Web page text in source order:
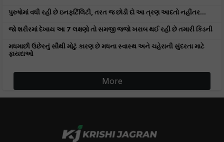
પુરુષોમાં વધી રહી છે ઇનફર્ટિલિટી, તરત જ છોડી દો આ ત્રણ આદતો નહીંતર...
જો શરીરમાં દેખાય આ 7 લક્ષણો તો સમજી જજો ખરાબ થઈ રહી છે તમારી કિડની
મધમાછી ઉછેરનું સૌથી મોટું કારણ છે મધના સ્વાસ્થ અને ચહેરાની સુંદરતા માટે
ફાયદાઓ
More